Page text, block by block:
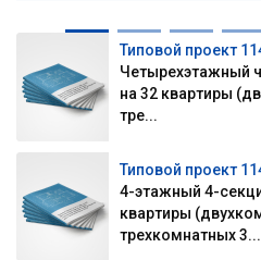
Типовой проект
Четырехэтажный
на 32 квартиры
тре...
Типовой проект
4-этажный 4-
квартиры
трехкомнатных 3...